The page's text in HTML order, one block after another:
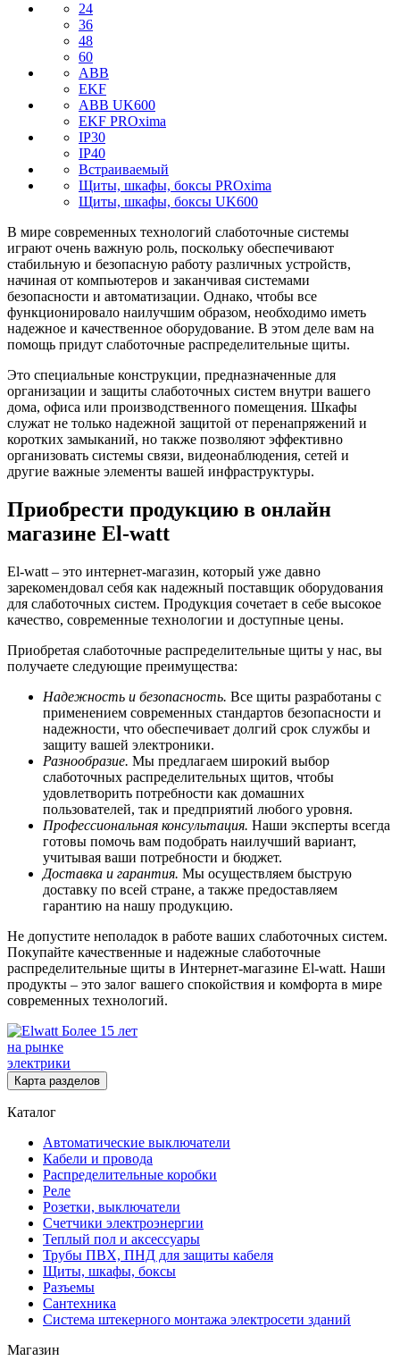
24
36
48
60
ABB
EKF
ABB UK600
EKF PROxima
IP30
IP40
Встраиваемый
Щиты, шкафы, боксы PROxima
Щиты, шкафы, боксы UK600
В мире современных технологий слаботочные системы
играют очень важную роль, поскольку обеспечивают
стабильную и безопасную работу различных устройств,
начиная от компьютеров и заканчивая системами
безопасности и автоматизации. Однако, чтобы все
функционировало наилучшим образом, необходимо иметь
надежное и качественное оборудование. В этом деле вам на
помощь придут слаботочные распределительные щиты.
Это специальные конструкции, предназначенные для
организации и защиты слаботочных систем внутри вашего
дома, офиса или производственного помещения. Шкафы
служат не только надежной защитой от перенапряжений и
коротких замыканий, но также позволяют эффективно
организовать системы связи, видеонаблюдения, сетей и
другие важные элементы вашей инфраструктуры.
Приобрести продукцию в онлайн
магазине El-watt
El-watt – это интернет-магазин, который уже давно
зарекомендовал себя как надежный поставщик оборудования
для слаботочных систем. Продукция сочетает в себе высокое
качество, современные технологии и доступные цены.
Приобретая слаботочные распределительные щиты у нас, вы
получаете следующие преимущества:
Надежность и безопасность. Все щиты разработаны с
применением современных стандартов безопасности и
надежности, что обеспечивает долгий срок службы и
защиту вашей электроники.
Разнообразие. Мы предлагаем широкий выбор
слаботочных распределительных щитов, чтобы
удовлетворить потребности как домашних
пользователей, так и предприятий любого уровня.
Профессиональная консультация. Наши эксперты всегда
готовы помочь вам подобрать наилучший вариант,
учитывая ваши потребности и бюджет.
Доставка и гарантия. Мы осуществляем быструю
доставку по всей стране, а также предоставляем
гарантию на нашу продукцию.
Не допустите неполадок в работе ваших слаботочных систем.
Покупайте качественные и надежные слаботочные
распределительные щиты в Интернет-магазине El-watt. Наши
продукты – это залог вашего спокойствия и комфорта в мире
современных технологий.
Более 15 лет
на рынке
электрики
Карта разделов
Каталог
Автоматические выключатели
Кабели и провода
Распределительные коробки
Реле
Розетки, выключатели
Счетчики электроэнергии
Теплый пол и аксессуары
Трубы ПВХ, ПНД для защиты кабеля
Щиты, шкафы, боксы
Разъемы
Сантехника
Система штекерного монтажа электросети зданий
Магазин